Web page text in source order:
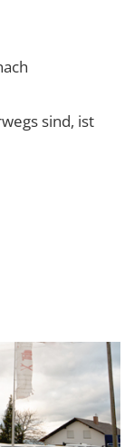
sind, ist